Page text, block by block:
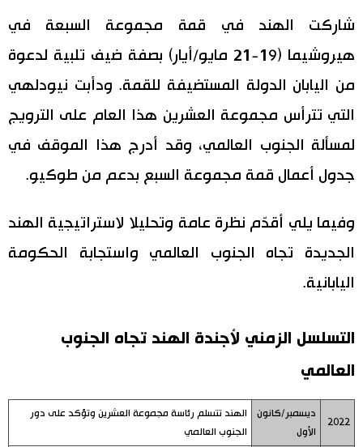
مجتمع
ثقافة
لايف ستايل
طوكيو
إعلان
شاركت الهند في قمة مجموعة السبعة في
هيروشيما (19-21 مايو/أيار) بصفة ضيف تلبية لدعوة
من اليابان الدولة المستضيفة للقمة. ودأبت نيودلهي
التي تترأس مجموعة العشرين هذا العام على الترويج
لمسألة الجنوب العالمي، وقد أدرج هذا الموقف في
جدول أعمال قمة مجموعة السبع بدعم من طوكيو.
وفيما يلي أقدّم نظرة عامة وتحليلا لاستراتيجية الهند
الجديدة تجاه الجنوب العالمي واستجابة الحكومة
اليابانية.
التسلسل الزمني لأجندة الهند تجاه الجنوب
العالمي
2022
ديسمبر/كانون
الأول
الهند تتسلم رئاسة مجموعة العشرين وتؤكد على دور
الجنوب العالمي